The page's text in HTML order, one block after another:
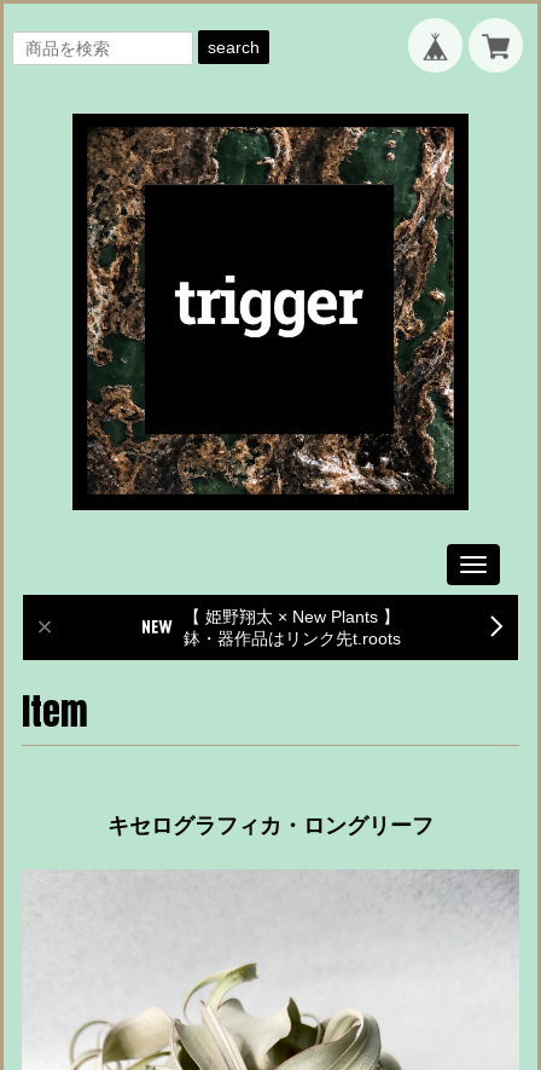
search
Toggle
【 姫野翔太 × New Plants 】
鉢・器作品はリンク先t.roots
Item
キセログラフィカ・ロングリーフ